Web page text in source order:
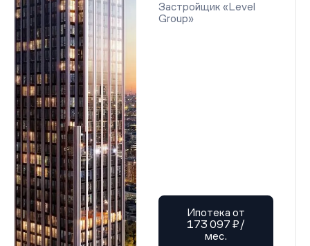
Застройщик «Level
Group»
Ипотека от
173 097 ₽/
мес.